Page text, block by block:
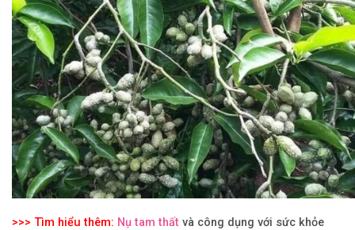
>>> Tìm hiểu thêm: Nụ tam thất và công dụng với sức khỏe